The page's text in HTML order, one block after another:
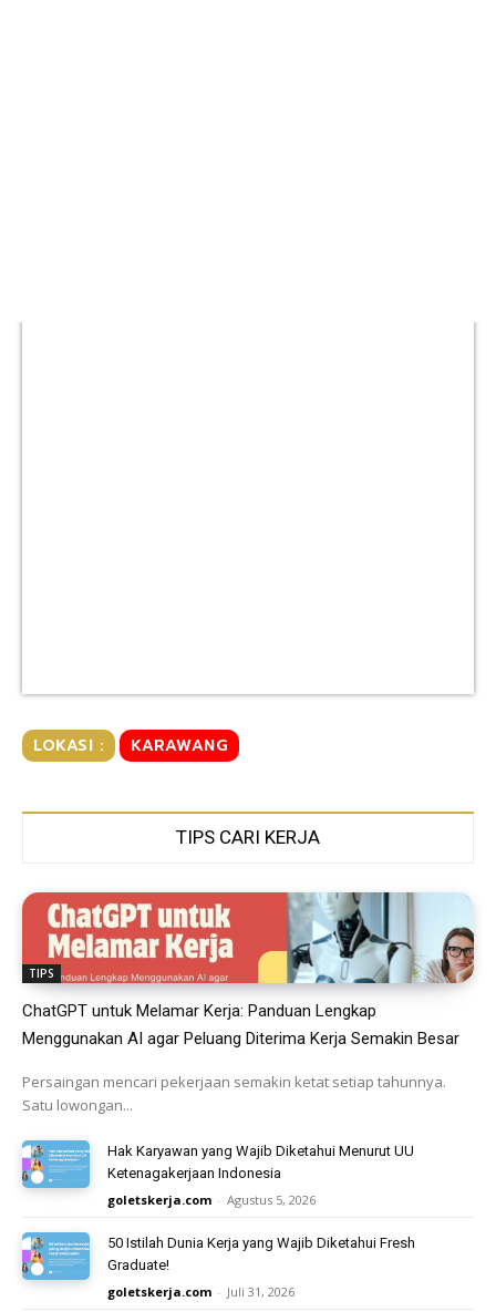
LOKASI : KARAWANG
TIPS CARI KERJA
TIPS
ChatGPT untuk Melamar Kerja: Panduan Lengkap
Menggunakan AI agar Peluang Diterima Kerja Semakin Besar
Persaingan mencari pekerjaan semakin ketat setiap tahunnya.
Satu lowongan...
Hak Karyawan yang Wajib Diketahui Menurut UU
Ketenagakerjaan Indonesia
goletskerja.com - Agustus 5, 2026
50 Istilah Dunia Kerja yang Wajib Diketahui Fresh
Graduate!
goletskerja.com - Juli 31, 2026